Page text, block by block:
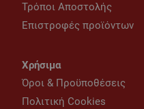
Τρόποι Αποστολής
Επιστροφές προϊόντων
Χρήσιμα
Όροι & Προϋποθέσεις
Πολιτική Cookies